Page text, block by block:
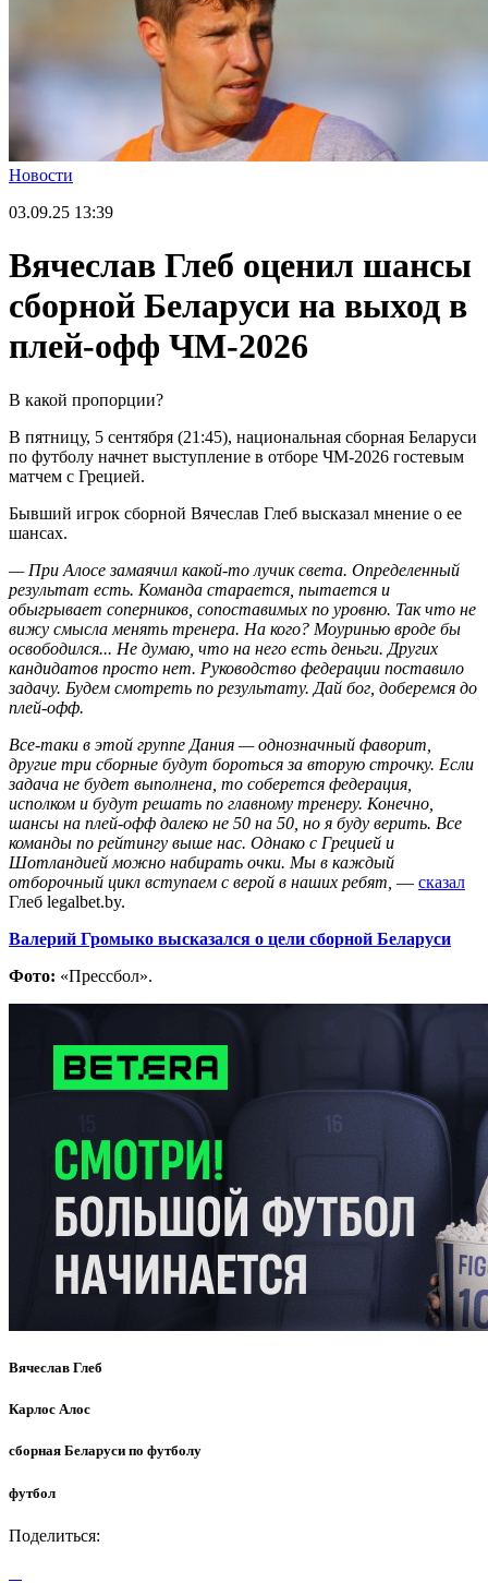
Новости
03.09.25 13:39
Вячеслав Глеб оценил шансы
сборной Беларуси на выход в
плей-офф ЧМ-2026
В какой пропорции?
В пятницу, 5 сентября (21:45), национальная сборная Беларуси
по футболу начнет выступление в отборе ЧМ-2026 гостевым
матчем с Грецией.
Бывший игрок сборной Вячеслав Глеб высказал мнение о ее
шансах.
— При Алосе замаячил какой-то лучик света. Определенный
результат есть. Команда старается, пытается и
обыгрывает соперников, сопоставимых по уровню. Так что не
вижу смысла менять тренера. На кого? Моуринью вроде бы
освободился... Не думаю, что на него есть деньги. Других
кандидатов просто нет. Руководство федерации поставило
задачу. Будем смотреть по результату. Дай бог, доберемся до
плей-офф.
Все-таки в этой группе Дания — однозначный фаворит,
другие три сборные будут бороться за вторую строчку. Если
задача не будет выполнена, то соберется федерация,
исполком и будут решать по главному тренеру. Конечно,
шансы на плей-офф далеко не 50 на 50, но я буду верить. Все
команды по рейтингу выше нас. Однако с Грецией и
Шотландией можно набирать очки. Мы в каждый
отборочный цикл вступаем с верой в наших ребят, — сказал
Глеб legalbet.by.
Валерий Громыко высказался о цели сборной Беларуси
Фото: «Прессбол».
Вячеслав Глеб
Карлос Алос
сборная Беларуси по футболу
футбол
Поделиться: